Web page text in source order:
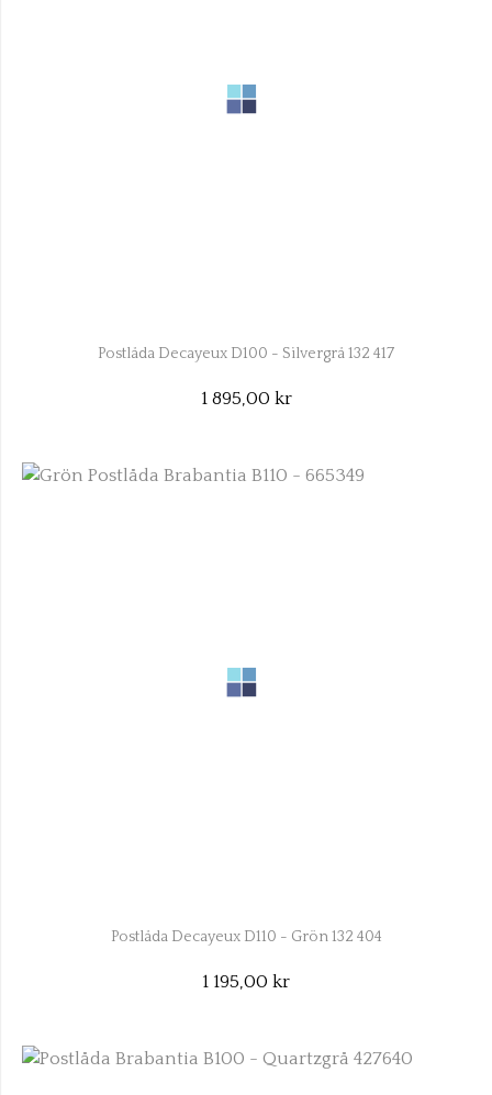
Postlåda Decayeux D100 - Silvergrå 132 417
1 895,00 kr
Postlåda Decayeux D110 - Grön 132 404
1 195,00 kr